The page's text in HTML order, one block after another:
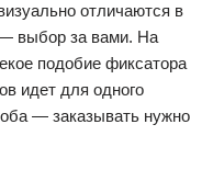
отличаются в
выбор за вами. На
подобие фиксатора
идет для одного
— заказывать нужно